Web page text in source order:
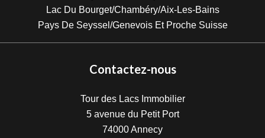
Lac Du Bourget/Chambéry/Aix-Les-Bains
Pays De Seyssel/Genevois Et Proche Suisse
Contactez-nous
Tour des Lacs Immobilier
5 avenue du Petit Port
74000Annecy